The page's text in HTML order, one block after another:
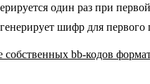
один раз при
шифр для первого
собственных bb-кодов